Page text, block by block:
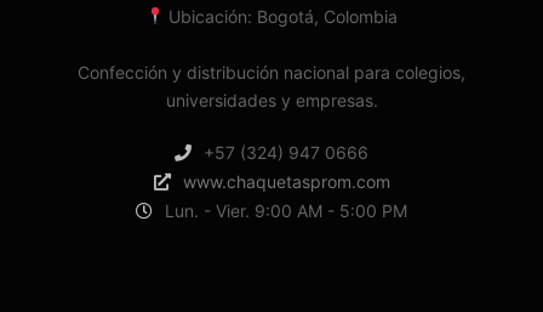
Ubicación: Bogotá, Colombia
Confección y distribución nacional para colegios,
universidades y empresas.
+57 (324) 947 0666
www.chaquetasprom.com
Lun. - Vier. 9:00 AM - 5:00 PM